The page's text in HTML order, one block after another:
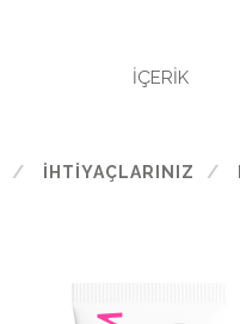
İÇERİK
İHTİYAÇLARINIZ